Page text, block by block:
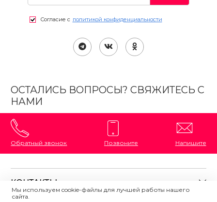
Согласие с политикой конфиденциальности
ОСТАЛИСЬ ВОПРОСЫ? СВЯЖИТЕСЬ С
НАМИ
Обратный звонок Позвоните Напишите
КОНТАКТЫ
Мы используем cookie-файлы для лучшей работы нашего
сайта.